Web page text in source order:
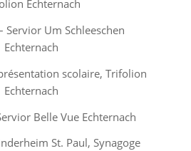
Echternach
Servior Um Schleeschen
Echternach
scolaire, Trifolion
Echternach
Belle Vue Echternach
St. Paul, Synagoge